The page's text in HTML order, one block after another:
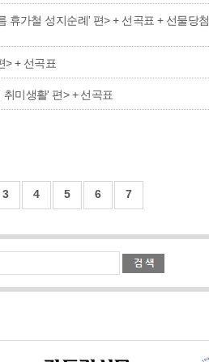
휴가철 성지순례' 편> + 선곡표 + 선물당첨
> + 선곡표
미생활' 편> + 선곡표
3 4 5 6 7